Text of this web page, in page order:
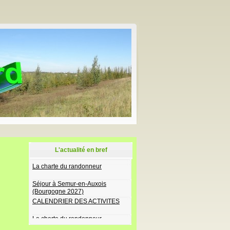
L'actualité en bref
La charte du randonneur
Séjour à Semur-en-Auxois
CALENDRIER DES ACTIVITES
La charte du randonneur